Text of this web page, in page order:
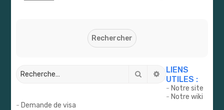
RechercherRecherche
LIENS
UTILES :
- Notre site
- Notre wiki
- Demande de visa